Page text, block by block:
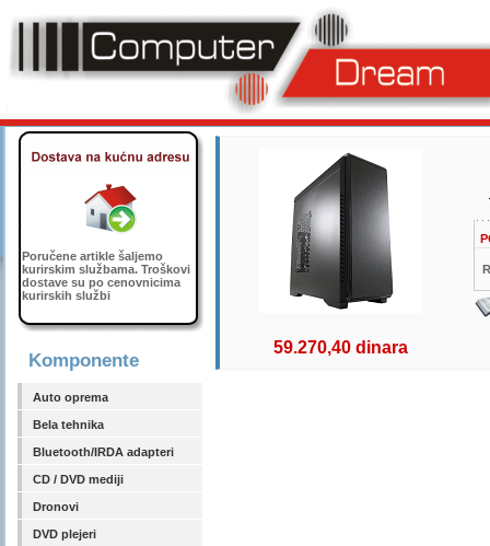
Poručene artikle šaljemo
kurirskim službama. Troškovi
dostave su po cenovnicima
kurirskih službi
Komponente
Auto oprema
Bela tehnika
Bluetooth/IRDA adapteri
CD / DVD mediji
Dronovi
DVD plejeri
59.270,40 dinara